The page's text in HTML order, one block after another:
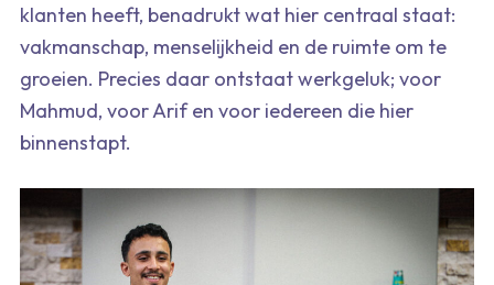
klanten heeft, benadrukt wat hier centraal staat:
vakmanschap, menselijkheid en de ruimte om te
groeien. Precies daar ontstaat werkgeluk; voor
Mahmud, voor Arif en voor iedereen die hier
binnenstapt.